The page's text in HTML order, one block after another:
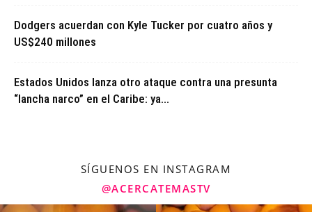
Dodgers acuerdan con Kyle Tucker por cuatro años y
US$240 millones
Estados Unidos lanza otro ataque contra una presunta
“lancha narco” en el Caribe: ya...
SÍGUENOS EN INSTAGRAM
@ACERCATEMASTV